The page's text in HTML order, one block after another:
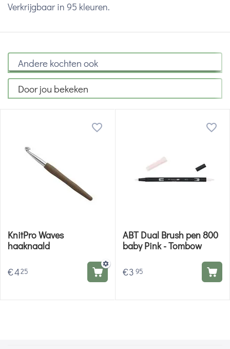
Verkrijgbaar in 95 kleuren.
Andere kochten ook
Door jou bekeken
KnitPro Waves
haaknaald
€425
ABT Dual Brush pen 800
baby Pink - Tombow
€3 95